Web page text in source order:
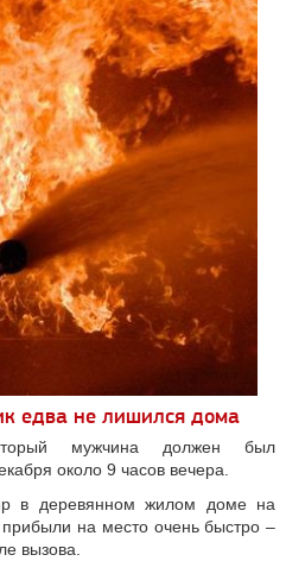
едва не лишился дома
мужчина должен был
около 9 часов вечера.
в деревянном жилом доме на
на место очень быстро –
вызова.